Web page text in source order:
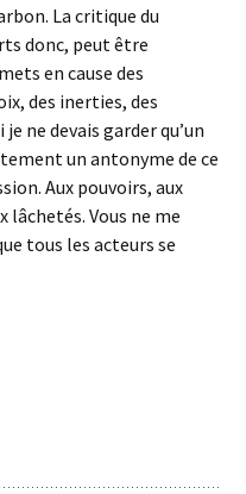
La critique du
donc, peut être
en cause des
des inerties, des
ne devais garder qu’un
un antonyme de ce
Aux pouvoirs, aux
lâchetés. Vous ne me
tous les acteurs se